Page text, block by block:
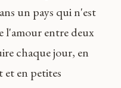
un pays qui n'est
l'amour entre deux
chaque jour, en
et en petites